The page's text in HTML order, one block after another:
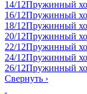
14/12Пружинный
16/12Пружинный
18/12Пружинный
20/12Пружинный
22/12Пружинный
24/12Пружинный
26/12Пружинный
Свернуть ›